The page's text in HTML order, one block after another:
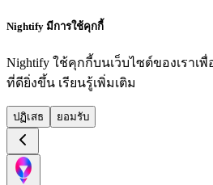
Nightify มีการใช้คุกกี้
Nightify ใช้คุกกี้บนเว็บไซต์ของเราเ
ที่ดียิ่งขึ้น เรียนรู้เพิ่มเติม
ปฏิเสธ ยอมรับ